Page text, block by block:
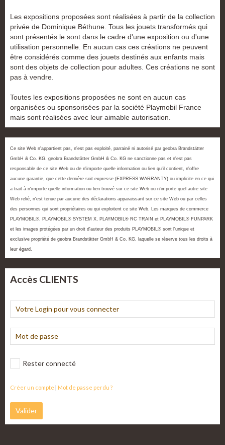
Les expositions proposées sont réalisées à partir de la collection
privée de Dominique Béthune. Tous les jouets transformés qui
sont présentés le sont dans le cadre d'une exposition ou d'une
utilisation personnelle. En aucun cas ces créations ne peuvent
être considérés comme des jouets destinés aux enfants mais
sont des objets de collection pour adultes. Ces créations ne sont
pas à vendre.
Toutes les expositions proposées ne sont en aucun cas
organisées ou sponsorisées par la société Playmobil France
mais sont réalisées avec leur aimable autorisation.
Ce site Web n'appartient pas, n'est pas exploité, parrainé ni autorisé par geobra Brandstätter
GmbH & Co. KG. geobra Brandstätter GmbH & Co. KG ne sanctionne pas et n'est pas
responsable de ce site Web ou de n'importe quelle information ou lien qu'il contient, n'offre
aucune garantie, que cette dernière soit expresse (EXPRESS WARRANTY) ou implicite en ce qui
a trait à n'importe quelle information ou lien trouvé sur ce site Web ou n'importe quel autre site
Web relié, n'est tenue par aucune des déclarations apparaissant sur ce site Web ou par celles
des personnes qui sont propriétaires ou qui exploitent ce site Web. Les marques de commerce
PLAYMOBIL®, PLAYMOBIL® SYSTEM X, PLAYMOBIL® RC TRAIN et PLAYMOBIL® FUNPARK
et les images protégées par un droit d'auteur des produits PLAYMOBIL® sont l'unique et
exclusive propriété de geobra Brandstätter GmbH & Co. KG, laquelle se réserve tous les droits à
leur égard.
Accès CLIENTS
Rester connecté
Créer un compte | Mot de passe perdu ?
Valider